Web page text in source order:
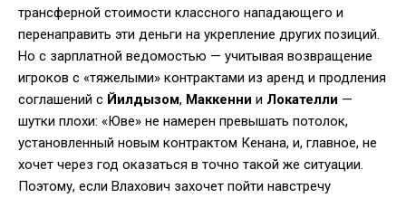
трансферной стоимости классного нападающего и
перенаправить эти деньги на укрепление других позиций.
Но с зарплатной ведомостью — учитывая возвращение
игроков с «тяжелыми» контрактами из аренд и продления
соглашений с Йилдызом, Маккенни и Локателли —
шутки плохи: «Юве» не намерен превышать потолок,
установленный новым контрактом Кенана, и, главное, не
хочет через год оказаться в точно такой же ситуации.
Поэтому, если Влахович захочет пойти навстречу